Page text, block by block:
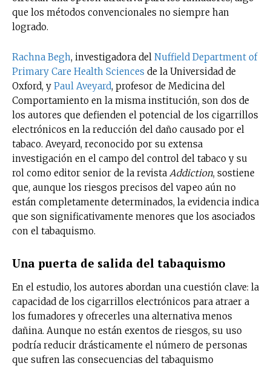
que los métodos convencionales no siempre han
logrado.
Rachna Begh, investigadora del Nuffield Department of
Primary Care Health Sciences de la Universidad de
Oxford, y Paul Aveyard, profesor de Medicina del
Comportamiento en la misma institución, son dos de
los autores que defienden el potencial de los cigarrillos
electrónicos en la reducción del daño causado por el
tabaco. Aveyard, reconocido por su extensa
investigación en el campo del control del tabaco y su
rol como editor senior de la revista Addiction, sostiene
que, aunque los riesgos precisos del vapeo aún no
están completamente determinados, la evidencia indica
que son significativamente menores que los asociados
con el tabaquismo.
Una puerta de salida del tabaquismo
En el estudio, los autores abordan una cuestión clave: la
capacidad de los cigarrillos electrónicos para atraer a
los fumadores y ofrecerles una alternativa menos
dañina. Aunque no están exentos de riesgos, su uso
podría reducir drásticamente el número de personas
que sufren las consecuencias del tabaquismo